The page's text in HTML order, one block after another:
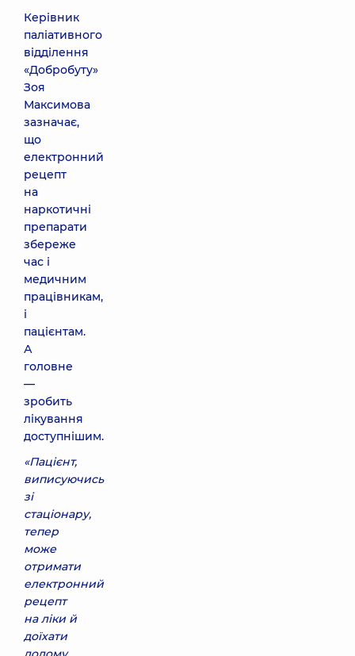
Керівник
паліативного
відділення
«Добробуту»
Зоя
Максимова
зазначає,
що
електронний
рецепт
на
наркотичні
препарати
збереже
час і
медичним
працівникам,
і
пацієнтам.
А
головне
—
зробить
лікування
доступнішим.
«Пацієнт,
виписуючись
зі
стаціонару,
тепер
може
отримати
електронний
рецепт
на ліки й
доїхати